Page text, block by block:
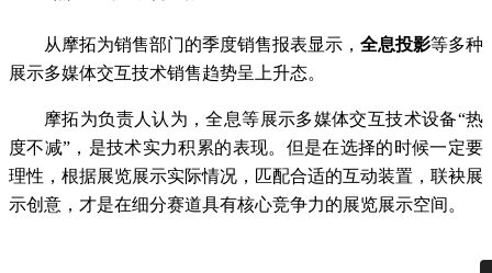
从摩拓为销售部门的季度销售报表显示， 全息投影等多种
展示多媒体交互技术销售趋势呈上升态。
摩拓为负责人认为，全息等展示多媒体交互技术设备“热
度不减”，是技术实力积累的表现。但是在选择的时候一定要
理性，根据展览展示实际情况，匹配合适的互动装置，联袂展
示创意，才是在细分赛道具有核心竞争力的展览展示空间。